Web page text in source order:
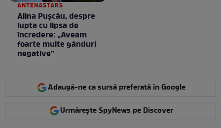
ANTENASTARS
Alina Pușcău, despre
lupta cu lipsa de
încredere: „Aveam
foarte multe gânduri
negative”
Adaugă-ne ca sursă preferată în Google
Urmărește SpyNews pe Discover